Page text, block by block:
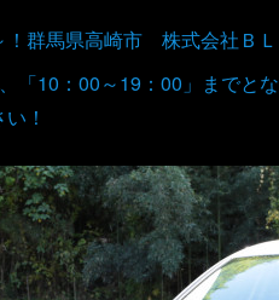
群馬県高崎市 株式会社Ｂ
「10：00～19：00」までと
！